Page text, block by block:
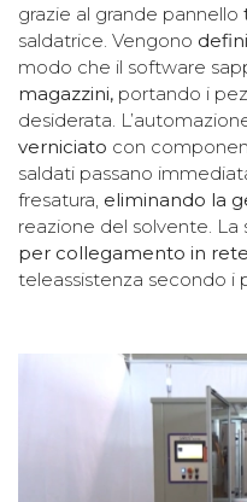
grazie al grande pannello
saldatrice. Vengono
modo che il software
magazzini, portando i
desiderata.
verniciato con
saldati passano
fresatura, eliminando la
reazione del solvente.
per collegamento in rete
teleassistenza secondo i